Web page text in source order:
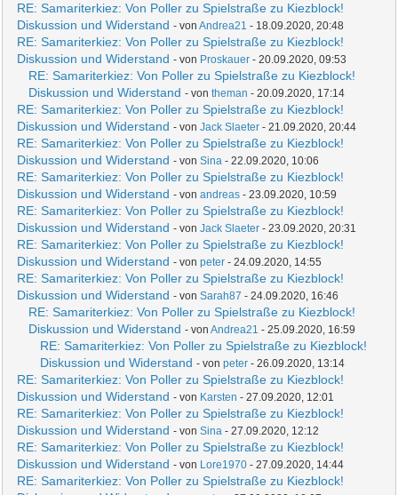
RE: Samariterkiez: Von Poller zu Spielstraße zu Kiezblock!
Diskussion und Widerstand - vonAndrea21 - 18.09.2020, 20:48
RE: Samariterkiez: Von Poller zu Spielstraße zu Kiezblock!
Diskussion und Widerstand - von Proskauer - 20.09.2020, 09:53
RE: Samariterkiez: Von Poller zu Spielstraße zu Kiezblock!
Diskussion und Widerstand - vontheman - 20.09.2020, 17:14
RE: Samariterkiez: Von Poller zu Spielstraße zu Kiezblock!
Diskussion und Widerstand - vonJack Slaeter - 21.09.2020, 20:44
RE: Samariterkiez: Von Poller zu Spielstraße zu Kiezblock!
Diskussion und Widerstand - vonSina - 22.09.2020, 10:06
RE: Samariterkiez: Von Poller zu Spielstraße zu Kiezblock!
Diskussion und Widerstand - vonandreas - 23.09.2020, 10:59
RE: Samariterkiez: Von Poller zu Spielstraße zu Kiezblock!
Diskussion und Widerstand - vonJack Slaeter - 23.09.2020, 20:31
RE: Samariterkiez: Von Poller zu Spielstraße zu Kiezblock!
Diskussion und Widerstand - vonpeter - 24.09.2020, 14:55
RE: Samariterkiez: Von Poller zu Spielstraße zu Kiezblock!
Diskussion und Widerstand - vonSarah87 - 24.09.2020, 16:46
RE: Samariterkiez: Von Poller zu Spielstraße zu Kiezblock!
Diskussion und Widerstand - vonAndrea21 - 25.09.2020, 16:59
RE: Samariterkiez: Von Poller zu Spielstraße zu Kiezblock!
Diskussion und Widerstand - vonpeter - 26.09.2020, 13:14
RE: Samariterkiez: Von Poller zu Spielstraße zu Kiezblock!
Diskussion und Widerstand - von Karsten - 27.09.2020, 12:01
RE: Samariterkiez: Von Poller zu Spielstraße zu Kiezblock!
Diskussion und Widerstand - vonSina - 27.09.2020, 12:12
RE: Samariterkiez: Von Poller zu Spielstraße zu Kiezblock!
Diskussion und Widerstand - von Lore1970 - 27.09.2020, 14:44
RE: Samariterkiez: Von Poller zu Spielstraße zu Kiezblock!